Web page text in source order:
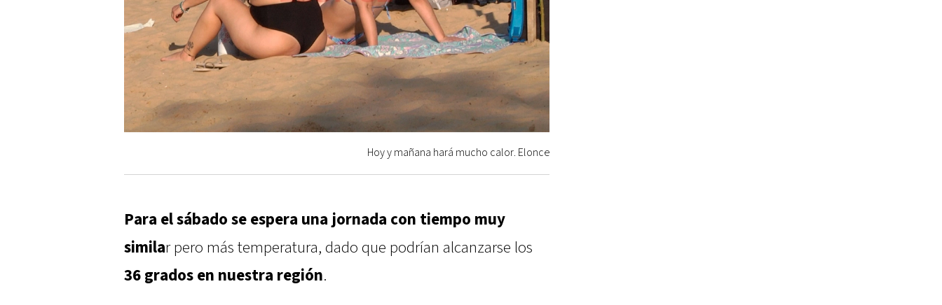
Hoy y mañana hará mucho calor. Elonce
Para el sábado se espera una jornada con tiempo muy
similar pero más temperatura, dado que podrían alcanzarse los
36 grados en nuestra región.